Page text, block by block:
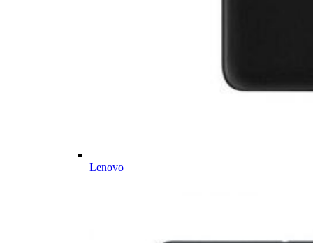
Lenovo